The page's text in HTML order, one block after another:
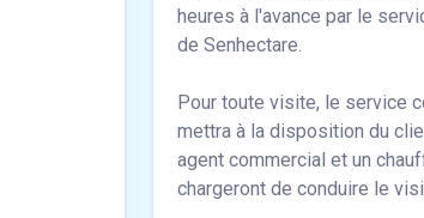
heures à l'avance par le
de Senhectare.
Pour toute visite, le service
mettra à la disposition du
agent commercial et un
chargeront de conduire le